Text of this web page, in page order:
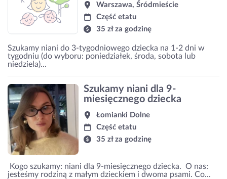
Warszawa, Śródmieście
Część etatu
35 zł za godzinę
Szukamy niani do 3-tygodniowego dziecka na 1-2 dni w
tygodniu (do wyboru: poniedziałek, środa, sobota lub
niedziela)...
Szukamy niani dla 9-
miesięcznego dziecka
Łomianki Dolne
Część etatu
35 zł za godzinę
‍‍ Kogo szukamy: niani dla 9-miesięcznego dziecka. ‍‍ O nas:
jesteśmy rodziną z małym dzieckiem i dwoma psami. Co...